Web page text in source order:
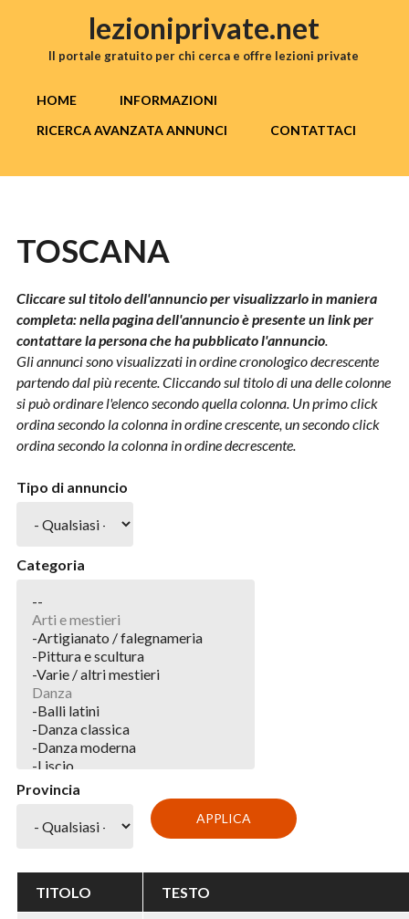
lezioniprivate.net
Il portale gratuito per chi cerca e offre lezioni private
MENU PRINCIPALE
HOME
INFORMAZIONI
RICERCA AVANZATA ANNUNCI
CONTATTACI
TOSCANA
Cliccare sul titolo dell'annuncio per visualizzarlo in maniera
completa: nella pagina dell'annuncio è presente un link per
contattare la persona che ha pubblicato l'annuncio.
Gli annunci sono visualizzati in ordine cronologico decrescente
partendo dal più recente. Cliccando sul titolo di una delle colonne
si può ordinare l'elenco secondo quella colonna. Un primo click
ordina secondo la colonna in ordine crescente, un secondo click
ordina secondo la colonna in ordine decrescente.
Tipo di annuncio
Categoria
Provincia
TITOLO TESTO